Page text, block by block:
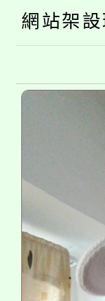
視
半
者。
大
份
大
份
淨
網站架設